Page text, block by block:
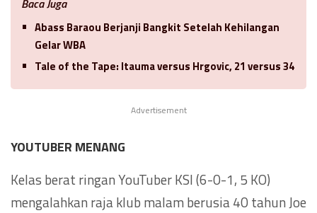
Abass Baraou Berjanji Bangkit Setelah Kehilangan
Gelar WBA
Tale of the Tape: Itauma versus Hrgovic, 21 versus 34
Advertisement
YOUTUBER MENANG
Kelas berat ringan YouTuber KSI (6-0-1, 5 KO)
mengalahkan raja klub malam berusia 40 tahun Joe